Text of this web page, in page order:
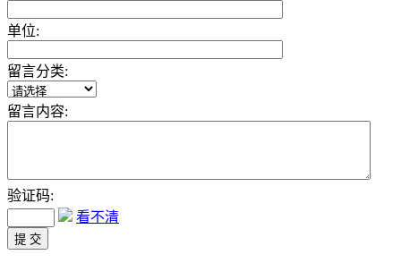
单位:
留言分类:
留言内容:
验证码:
看不清